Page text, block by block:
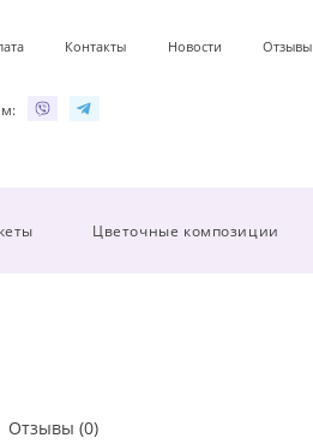
Контакты Новости Отзывы
Цветочные композиции
Отзывы (0)